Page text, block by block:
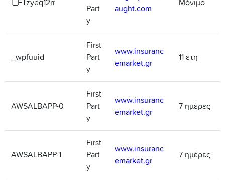
l_FTzyeq12rr
Part
y
aught.com
Μόνιμο
_wpfuuid
First
Part
y
www.insuranc
emarket.gr
11 έτη
AWSALBAPP-0
First
Part
y
www.insuranc
emarket.gr
7 ημέρες
AWSALBAPP-1
First
Part
y
www.insuranc
emarket.gr
7 ημέρες